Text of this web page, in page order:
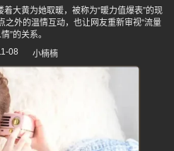
大黄为她取暖，被称为“暖力值爆表”的现
之外的温情互动，也让网友重新审视“流量
”的关系。
08
小楠楠